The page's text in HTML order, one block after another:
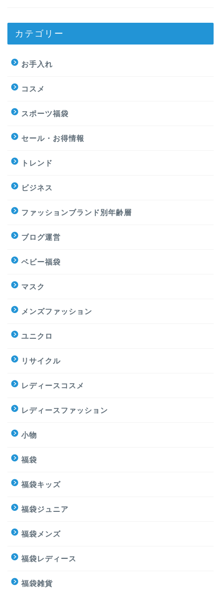
カテゴリー
お手入れ
コスメ
スポーツ福袋
セール・お得情報
トレンド
ビジネス
ファッションブランド別年齢層
ブログ運営
ベビー福袋
マスク
メンズファッション
ユニクロ
リサイクル
レディースコスメ
レディースファッション
小物
福袋
福袋キッズ
福袋ジュニア
福袋メンズ
福袋レディース
福袋雑貨